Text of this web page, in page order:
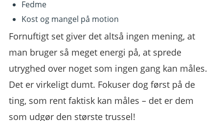
Fedme
Kost og mangel på motion
Fornuftigt set giver det altså ingen mening, at
man bruger så meget energi på, at sprede
utryghed over noget som ingen gang kan måles.
Det er virkeligt dumt. Fokuser dog først på de
ting, som rent faktisk kan måles – det er dem
som udgør den største trussel!